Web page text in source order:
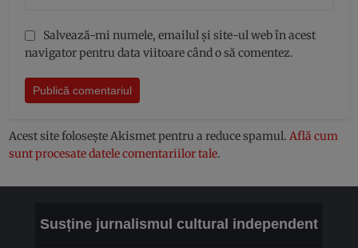
Salvează-mi numele, emailul și site-ul web în acest
navigator pentru data viitoare când o să comentez.
Acest site folosește Akismet pentru a reduce spamul.Află cum
sunt procesate datele comentariilor tale.
Susține jurnalismul cultural independent